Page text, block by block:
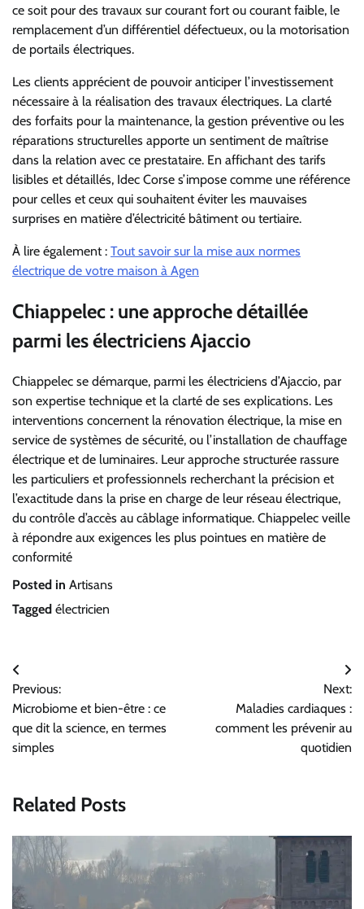
ce soit pour des travaux sur courant fort ou courant faible, le
remplacement d’un différentiel défectueux, ou la motorisation
de portails électriques.
Les clients apprécient de pouvoir anticiper l’investissement
nécessaire à la réalisation des travaux électriques. La clarté
des forfaits pour la maintenance, la gestion préventive ou les
réparations structurelles apporte un sentiment de maîtrise
dans la relation avec ce prestataire. En affichant des tarifs
lisibles et détaillés, Idec Corse s’impose comme une référence
pour celles et ceux qui souhaitent éviter les mauvaises
surprises en matière d’électricité bâtiment ou tertiaire.
À lire également : Tout savoir sur la mise aux normes
électrique de votre maison à Agen
Chiappelec : une approche détaillée
parmi les électriciens Ajaccio
Chiappelec se démarque, parmi les électriciens d’Ajaccio, par
son expertise technique et la clarté de ses explications. Les
interventions concernent la rénovation électrique, la mise en
service de systèmes de sécurité, ou l’installation de chauffage
électrique et de luminaires. Leur approche structurée rassure
les particuliers et professionnels recherchant la précision et
l’exactitude dans la prise en charge de leur réseau électrique,
du contrôle d’accès au câblage informatique. Chiappelec veille
à répondre aux exigences les plus pointues en matière de
conformité
Posted in Artisans
Tagged électricien
Navigation
de
l’article
Previous:
Microbiome et bien-être : ce
que dit la science, en termes
simples
Next:
Maladies cardiaques :
comment les prévenir au
quotidien
Related Posts